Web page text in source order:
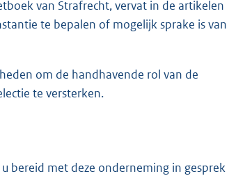
van Strafrecht, vervat in de artikelen
te bepalen of mogelijk sprake is van
om de handhavende rol van de
te versterken.
bereid met deze onderneming in gesprek